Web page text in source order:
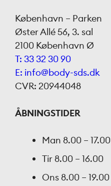
København – Parken
Øster Allé 56, 3. sal
2100 København Ø
T: 33 32 30 90
E: info@body-sds.dk
CVR: 20944048
ÅBNINGSTIDER
Man 8.00 – 17.00
Tir 8.00 – 16.00
Ons 8.00 – 19.00